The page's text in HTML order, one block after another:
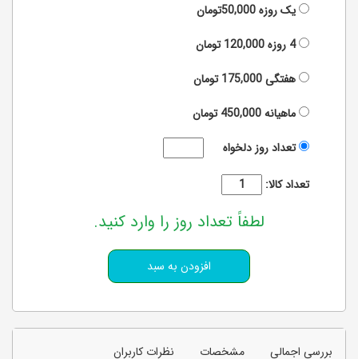
یک روزه50,000تومان
4 روزه
120,000تومان
هفتگی175,000تومان
ماهیانه450,000تومان
تعداد روز دلخواه
تعداد کالا:
لطفاً تعداد روز را وارد کنید.
بررسی اجمالی مشخصات نظرات کاربران